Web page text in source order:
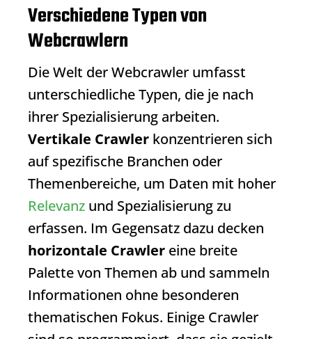
Verschiedene Typen von
Webcrawlern
Die Welt derWebcrawler umfasst
unterschiedliche Typen, die je nach
ihrer Spezialisierung arbeiten.
Vertikale Crawler konzentrieren sich
auf spezifische Branchen oder
Themenbereiche, um Daten mit hoher
Relevanz und Spezialisierung zu
erfassen. Im Gegensatz dazu decken
horizontale Crawler eine breite
Palette von Themen ab und sammeln
Informationen ohne besonderen
thematischen Fokus. Einige Crawler